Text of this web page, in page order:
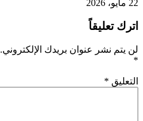
22 مايو، 2026
اترك تعليقاً
لن يتم نشر عنوان بريدك الإلكتروني.
*
التعليق *